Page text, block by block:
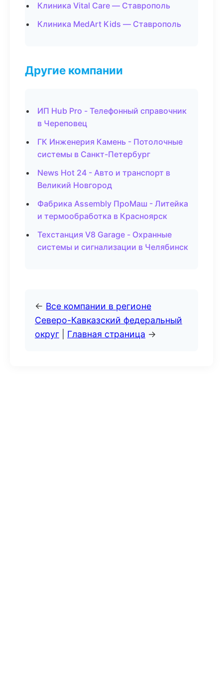
Клиника Vital Care — Ставрополь
Клиника MedArt Kids — Ставрополь
Другие компании
ИП Hub Pro - Телефонный справочник
в Череповец
ГК Инженерия Камень - Потолочные
системы в Санкт-Петербург
News Hot 24 - Авто и транспорт в
Великий Новгород
Фабрика Assembly ПроМаш - Литейка
и термообработка в Красноярск
Техстанция V8 Garage - Охранные
системы и сигнализации в Челябинск
← Все компании в регионе
Северо-Кавказский федеральный
округ
Главная страница →